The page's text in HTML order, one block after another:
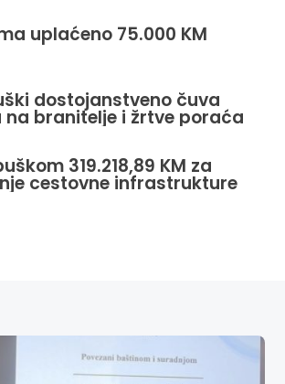
uplaćeno 75.000 KM
dostojanstveno čuva
na branitelje i žrtve poraća
319.218,89 KM za
cestovne infrastrukture